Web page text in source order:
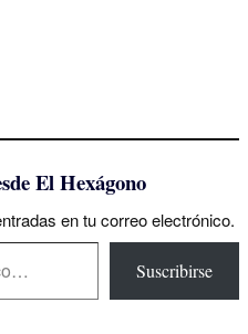
El Hexágono
en tu correo electrónico.
Suscribirse